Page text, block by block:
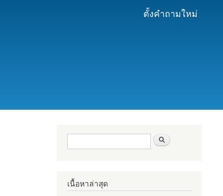
ตั้งคำถามใหม่
ฟอร์มค้นหา
เนื้อหาล่าสุด